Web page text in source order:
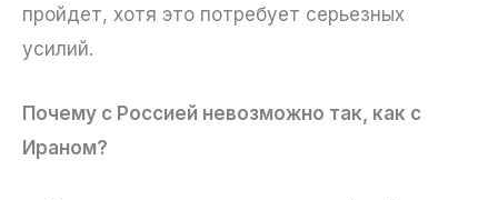
пройдет, хотя это потребует серьезных
усилий.
Почему с Россией невозможно так, как с
Ираном?